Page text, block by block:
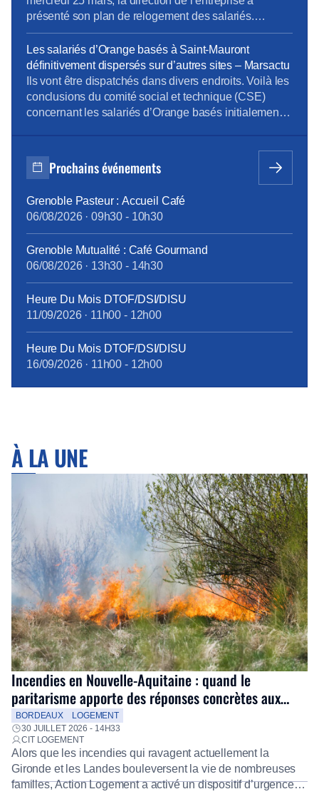
présenté son plan de relogement des salariés.
[…]Éparpillés façon puzzle… Alors que les syndicats
n’ont eu de cesse de dénoncer les fermetures
successives des sites d’Orange au profit du campus
Massalia, à Saint-Mauront , la direction de l’entreprise
prévoit de […]
Les salariés d’Orange basés à Saint-Mauront
définitivement dispersés sur d’autres sites – Marsactu
Ils vont être dispatchés dans divers endroits. Voilà les
conclusions du comité social et technique (CSE)
concernant les salariés d’Orange basés initialement
donc de reloger les 1092 salariés concernés dans
divers sites, dont une bonne partie sur le périmètre
Prochains événements
Grenoble Pasteur : Accueil Café
06/08/2026· 09h30 - 10h30
Grenoble Mutualité : Café Gourmand
06/08/2026· 13h30 - 14h30
Heure Du Mois DTOF/DSI/DISU
11/09/2026· 11h00 - 12h00
Heure Du Mois DTOF/DSI/DISU
16/09/2026· 11h00 - 12h00
À LA UNE
Incendies en Nouvelle-Aquitaine : quand le
paritarisme apporte des réponses concrètes aux
salariés
BORDEAUX
LOGEMENT
30 JUILLET 2026 - 14H33
CIT LOGEMENT
Alors que les incendies qui ravagent actuellement la
Gironde et les Landes bouleversent la vie de nombreuses
familles, Action Logement a activé un dispositif d’urgence